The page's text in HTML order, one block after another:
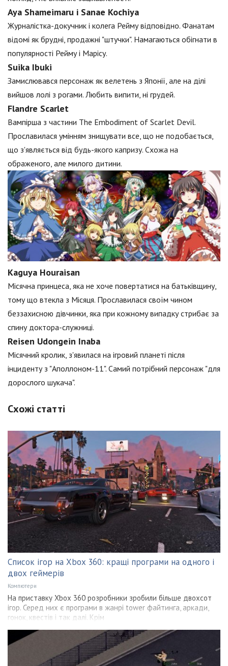
Aya Shameimaru і Sanae Kochiya
Журналістка-докучник і колега Рейму відповідно. Фанатам
відомі як брудні, продажні "штучки". Намагаються обігнати в
популярності Рейму і Марісу.
Suika Ibuki
Замислювався персонаж як велетень з Японії, але на ділі
вийшов лолі з рогами. Любить випити, ні грудей.
Flandre Scarlet
Вампірша з частини The Embodiment of Scarlet Devil.
Прославилася умінням знищувати все, що не подобається,
що з'являється від будь-якого капризу. Схожа на
ображеного, але милого дитини.
Kaguya Houraisan
Місячна принцеса, яка не хоче повертатися на батьківщину,
тому що втекла з Місяця. Прославилася своїм чином
беззахисною дівчинки, яка при кожному випадку стрибає за
спину доктора-служниці.
Reisen Udongein Inaba
Місячний кролик, з'явилася на ігровий планеті після
інциденту з "Аполлоном-11". Самий потрібний персонаж "для
дорослого шукача".
Схожі статті
Список ігор на Xbox 360: кращі програми на одного і
двох геймерів
Компютери
На приставку Xbox 360 розробники зробили більше двохсот
ігор. Серед них є програми в жанрі tower файтинга, аркади,
гонок, квестів і так далі. Крім